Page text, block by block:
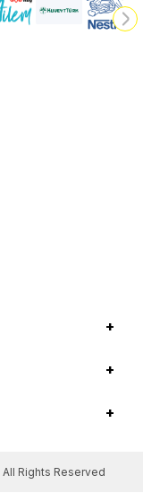
+
+
+
All Rights Reserved